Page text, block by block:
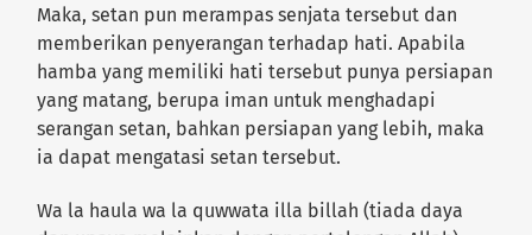
Maka, setan pun merampas senjata tersebut dan
memberikan penyerangan terhadap hati. Apabila
hamba yang memiliki hati tersebut punya persiapan
yang matang, berupa iman untuk menghadapi
serangan setan, bahkan persiapan yang lebih, maka
ia dapat mengatasi setan tersebut.
Wa la haula wa la quwwata illa billah (tiada daya